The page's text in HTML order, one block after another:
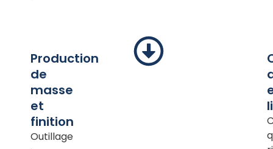
Production
de
masse
et
finition
Outillage